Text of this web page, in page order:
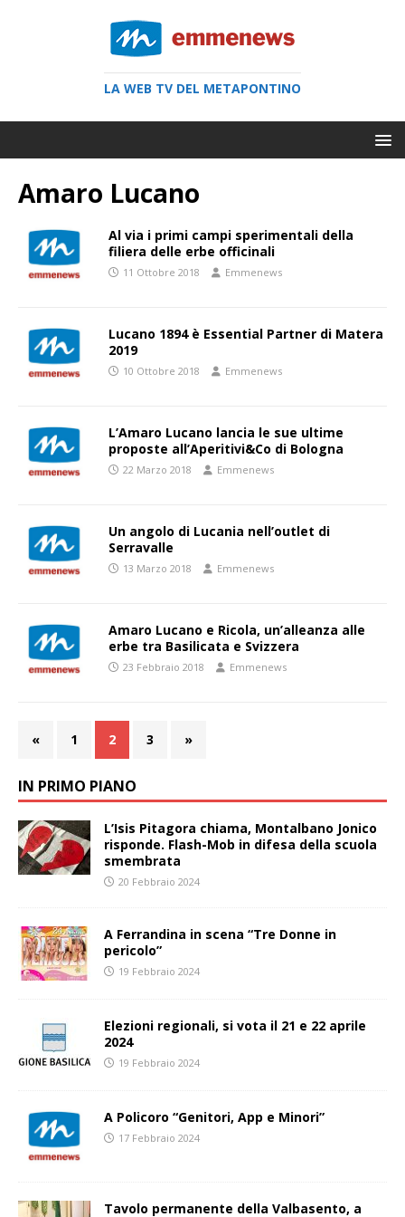
LA WEB TV DEL METAPONTINO
Amaro Lucano
Al via i primi campi sperimentali della
filiera delle erbe officinali
11 Ottobre 2018 Emmenews
Lucano 1894 è Essential Partner di Matera
2019
10 Ottobre 2018 Emmenews
L’Amaro Lucano lancia le sue ultime
proposte all’Aperitivi&Co di Bologna
22 Marzo 2018 Emmenews
Un angolo di Lucania nell’outlet di
Serravalle
13 Marzo 2018 Emmenews
Amaro Lucano e Ricola, un’alleanza alle
erbe tra Basilicata e Svizzera
23 Febbraio 2018 Emmenews
« 1 2 3 »
IN PRIMO PIANO
L’Isis Pitagora chiama, Montalbano Jonico
risponde. Flash-Mob in difesa della scuola
smembrata
20 Febbraio 2024
A Ferrandina in scena “Tre Donne in
pericolo”
19 Febbraio 2024
Elezioni regionali, si vota il 21 e 22 aprile
2024
19 Febbraio 2024
A Policoro “Genitori, App e Minori”
17 Febbraio 2024
Tavolo permanente della Valbasento, a